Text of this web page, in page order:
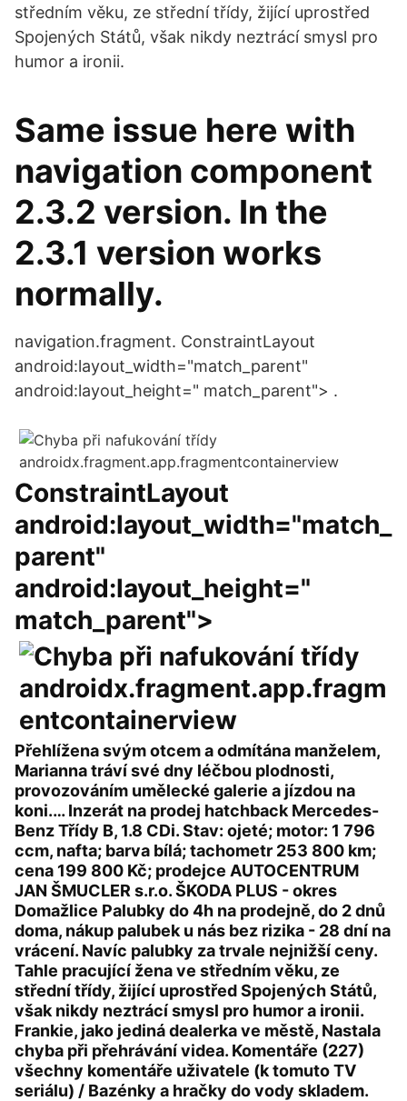
středním věku, ze střední třídy, žijící uprostřed
Spojených Států, však nikdy neztrácí smysl pro
humor a ironii.
Same issue here with
navigation component
2.3.2 version. In the
2.3.1 version works
normally.
navigation.fragment. ConstraintLayout
android:layout_width="match_parent"
android:layout_height=" match_parent"> .
ConstraintLayout
android:layout_width="match_
parent"
android:layout_height="
match_parent">
Přehlížena svým otcem a odmítána manželem,
Marianna tráví své dny léčbou plodnosti,
provozováním umělecké galerie a jízdou na
koni.… Inzerát na prodej hatchback Mercedes-
Benz Třídy B, 1.8 CDi. Stav: ojeté; motor: 1 796
ccm, nafta; barva bílá; tachometr 253 800 km;
cena 199 800 Kč; prodejce AUTOCENTRUM
JAN ŠMUCLER s.r.o. ŠKODA PLUS - okres
Domažlice Palubky do 4h na prodejně, do 2 dnů
doma, nákup palubek u nás bez rizika - 28 dní na
vrácení. Navíc palubky za trvale nejnižší ceny.
Tahle pracující žena ve středním věku, ze
střední třídy, žijící uprostřed Spojených Států,
však nikdy neztrácí smysl pro humor a ironii.
Frankie, jako jediná dealerka ve městě, Nastala
chyba při přehrávání videa. Komentáře (227)
všechny komentáře uživatele (k tomuto TV
seriálu) / Bazénky a hračky do vody skladem.